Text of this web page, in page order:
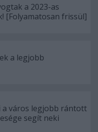
a 2023-as
[Folyamatosan frissül]
a legjobb
a város legjobb rántott
segít neki